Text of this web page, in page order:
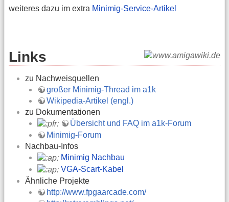
weiteres dazu im extra Minimig-Service-Artikel
Links
zu Nachweisquellen
großer Minimig-Thread im a1k
Wikipedia-Artikel (engl.)
zu Dokumentationen
Übersicht und FAQ im a1k-Forum
Minimig-Forum
Nachbau-Infos
Minimig Nachbau
VGA-Scart-Kabel
Ähnliche Projekte
http://www.fpgaarcade.com/